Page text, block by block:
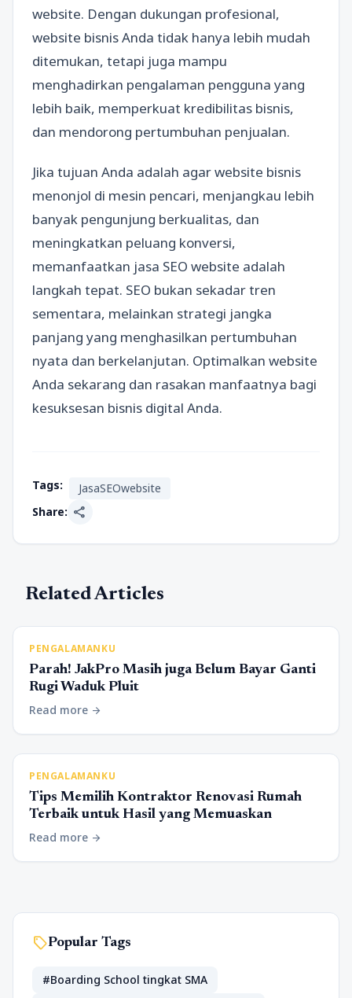
website. Dengan dukungan profesional,
website bisnis Anda tidak hanya lebih mudah
ditemukan, tetapi juga mampu
menghadirkan pengalaman pengguna yang
lebih baik, memperkuat kredibilitas bisnis,
dan mendorong pertumbuhan penjualan.
Jika tujuan Anda adalah agar website bisnis
menonjol di mesin pencari, menjangkau lebih
banyak pengunjung berkualitas, dan
meningkatkan peluang konversi,
memanfaatkan jasa SEO website adalah
langkah tepat. SEO bukan sekadar tren
sementara, melainkan strategi jangka
panjang yang menghasilkan pertumbuhan
nyata dan berkelanjutan. Optimalkan website
Anda sekarang dan rasakan manfaatnya bagi
kesuksesan bisnis digital Anda.
Tags:
JasaSEOwebsite
Share: share
Related Articles
PENGALAMANKU
Parah! JakPro Masih juga Belum Bayar Ganti
Rugi Waduk Pluit
Read more arrow_forward
PENGALAMANKU
Tips Memilih Kontraktor Renovasi Rumah
Terbaik untuk Hasil yang Memuaskan
Read more arrow_forward
sellPopular Tags
#Boarding School tingkat SMA